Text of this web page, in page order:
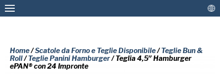
Stampi da Forno e Teglie Personalizzate
Home/Scatole da Forno e Teglie Disponibile/Teglie Bun &
Roll/Teglie Panini Hamburger/ Teglia 4,5″ Hamburger
ePAN® con 24 Impronte